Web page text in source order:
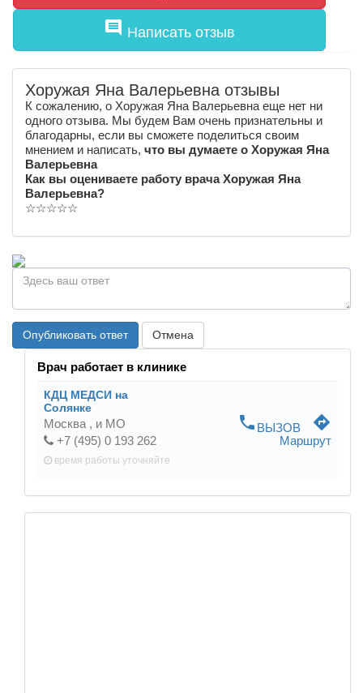
comment Написать отзыв
Хоружая Яна Валерьевна отзывы
К сожалению, о Хоружая Яна Валерьевна еще нет ни
одного отзыва. Мы будем Вам очень признательны и
благодарны, если вы сможете поделиться своим
мнением и написать, что вы думаете о Хоружая Яна
Валерьевна
Как вы оцениваете работу врача Хоружая Яна
Валерьевна?
☆☆☆☆☆
Опубликовать ответ Отмена
Врач работает в клинике
КДЦ МЕДСИ на
Солянке
Москва , и МО
+7 (495) 0 193 262
время работы уточняйте
phone ВЫЗОВ directions
Маршрут